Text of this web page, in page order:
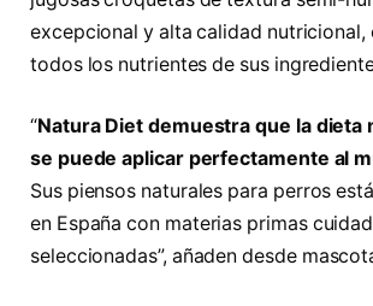
excepcional y alta calidad nutricional,
todos los nutrientes de sus
“Natura Diet demuestra que la dieta
se puede aplicar perfectamente al
Sus piensos naturales para perros
en España con materias primas
seleccionadas”, añaden desde